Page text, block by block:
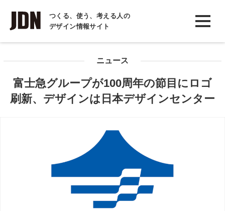
つくる、使う、考える人の
デザイン情報サイト
INTERVIEW
インタビュー
COLUMN
ニュース
富士急グループが100周年の節目にロゴ
刷新、デザインは日本デザインセンター